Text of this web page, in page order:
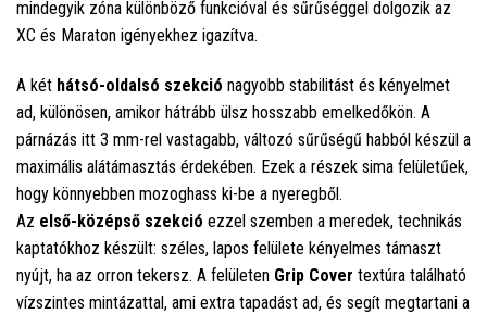
mindegyik zóna különböző funkcióval és sűrűséggel dolgozik az
XC és Maraton igényekhez igazítva.
A két hátsó-oldalsó szekció nagyobb stabilitást és kényelmet
ad, különösen, amikor hátrább ülsz hosszabb emelkedőkön. A
párnázás itt 3 mm-rel vastagabb, változó sűrűségű habból készül a
maximális alátámasztás érdekében. Ezek a részek sima felületűek,
hogy könnyebben mozoghass ki-be a nyeregből.
Az első-középső szekció ezzel szemben a meredek, technikás
kaptatókhoz készült: széles, lapos felülete kényelmes támaszt
nyújt, ha az orron tekersz. A felületen Grip Cover textúra található
vízszintes mintázattal, ami extra tapadást ad, és segít megtartani a